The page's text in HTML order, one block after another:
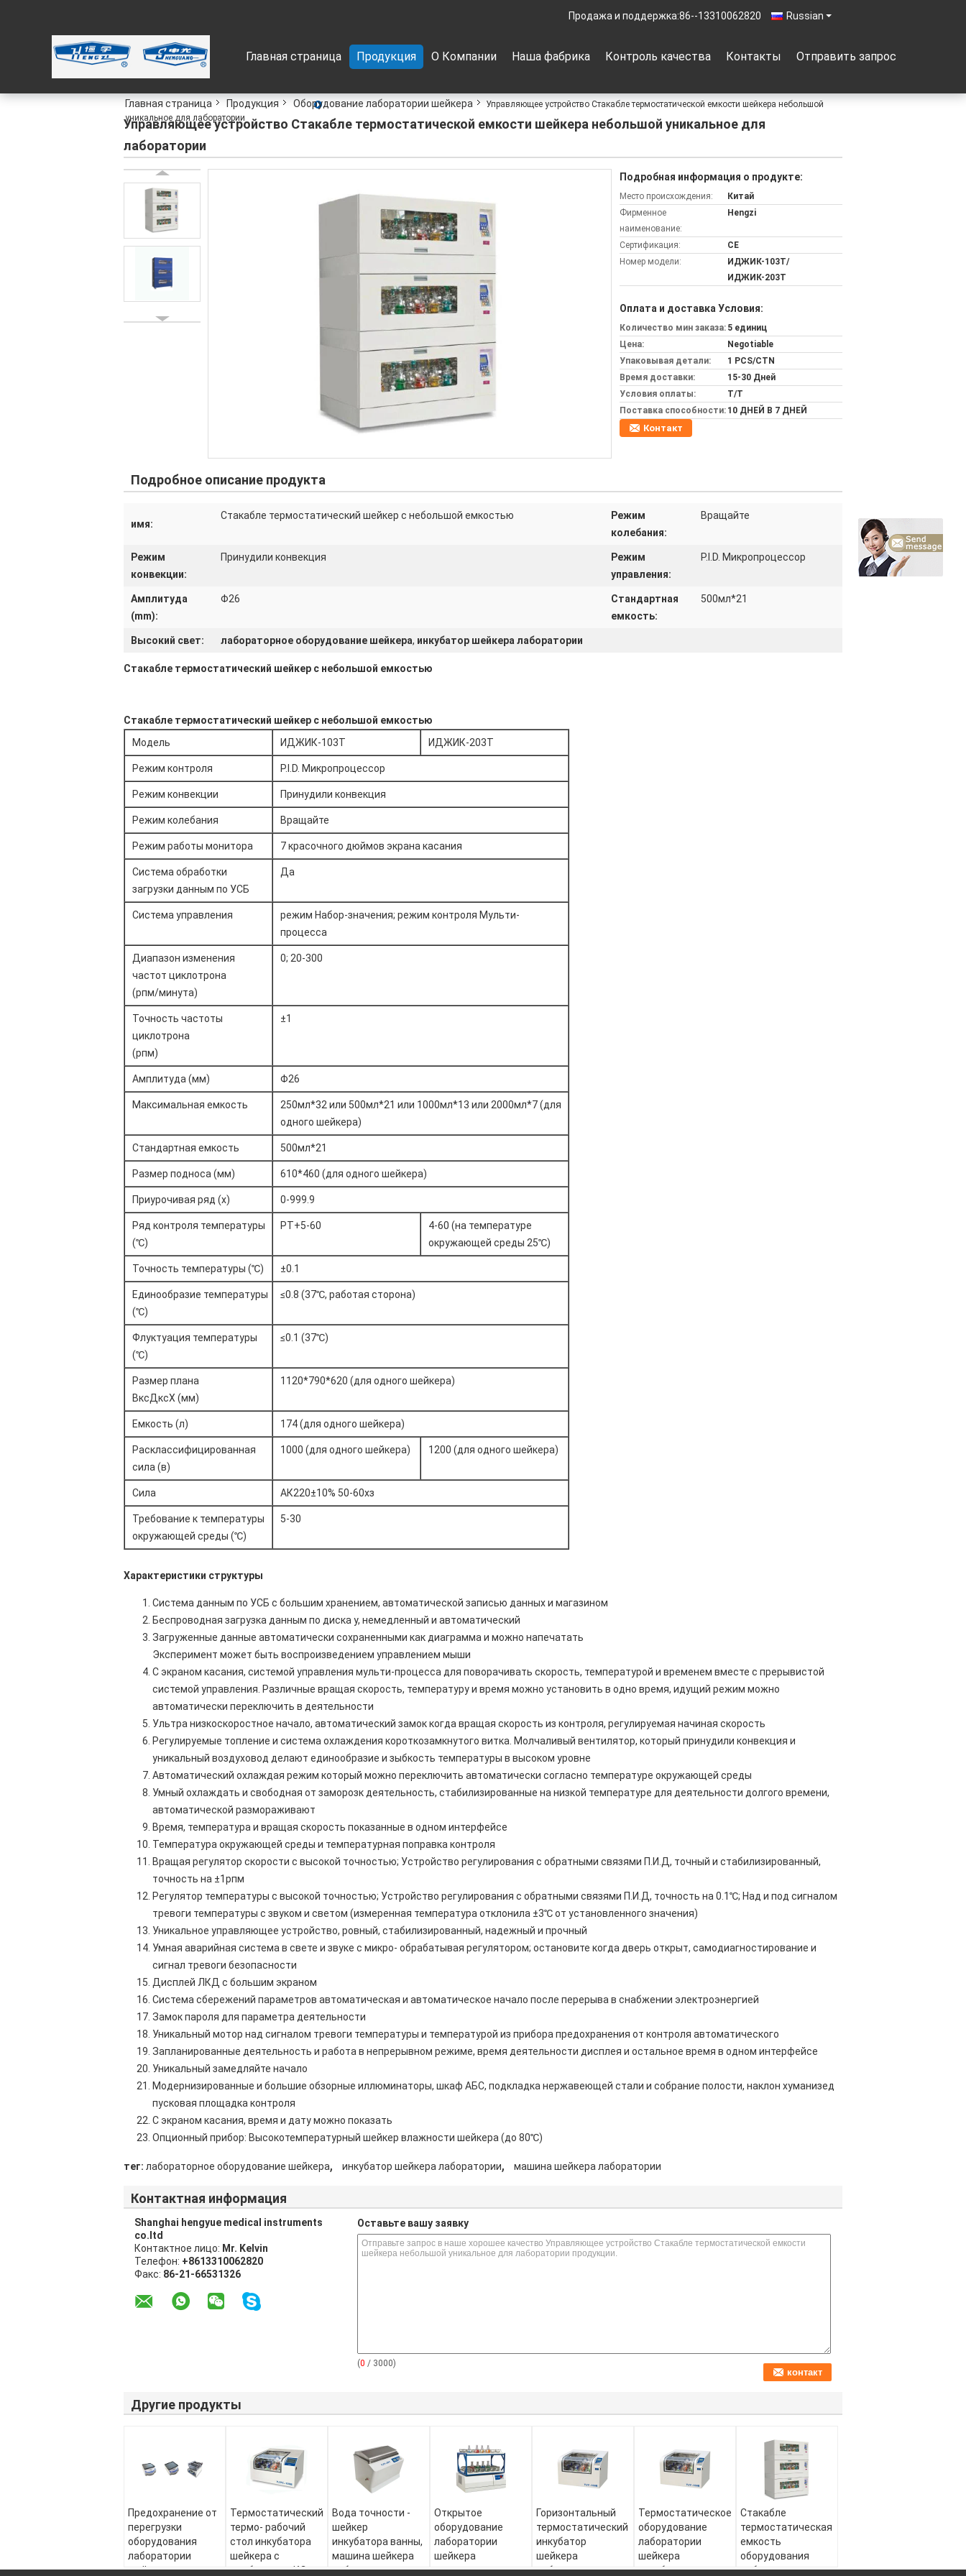
Russian
Продажа и поддержка:86--13310062820
Главная страница Продукция О Компании Наша фабрика Контроль качества Контакты Отправить запрос
Главная страница Продукция Оборудование лаборатории шейкера
Управляющее устройство Стакабле термостатической емкости шейкера небольшой
уникальное для лаборатории
Управляющее устройство Стакабле термостатической емкости шейкера небольшой уникальное для
лаборатории
Подробная информация о продукте:
Место происхождения:
Китай
Фирменное
наименование:
Hengzi
Сертификация:
CE
Номер модели:
ИДЖИК-103Т/
ИДЖИК-203Т
Оплата и доставка Условия:
Количество мин заказа: 5 единиц
Цена:
Negotiable
Упаковывая детали:
1 PCS/CTN
Время доставки:
15-30 Дней
Условия оплаты:
T/T
Поставка способности: 10 ДНЕЙ В 7 ДНЕЙ
Контакт
Подробное описание продукта
имя:
Стакабле термостатический шейкер с небольшой емкостью
Режим
колебания:
Вращайте
Режим
конвекции:
Принудили конвекция
Режим
управления:
P.I.D. Микропроцессор
Амплитуда
(mm):
Φ26
Стандартная
емкость:
500мл*21
Высокий свет: лабораторное оборудование шейкера, инкубатор шейкера лаборатории
Стакабле термостатический шейкер с небольшой емкостью
Стакабле термостатический шейкер с небольшой емкостью
Модель
ИДЖИК-103Т ИДЖИК-203Т
Режим контроля P.I.D. Микропроцессор
Режим конвекции Принудили конвекция
Режим колебания Вращайте
Режим работы монитора 7 красочного дюймов экрана касания
Система обработки
загрузки данным по УСБ
Да
Система управления
режим Набор-значения; режим контроля Мульти-
процесса
Диапазон изменения
частот циклотрона
(рпм/минута)
0; 20-300
Точность частоты
циклотрона
(рпм)
±1
Амплитуда (мм) Φ26
Максимальная емкость
250мл*32 или 500мл*21 или 1000мл*13 или 2000мл*7 (для
одного шейкера)
Стандартная емкость 500мл*21
Размер подноса (мм) 610*460 (для одного шейкера)
Приурочивая ряд (х) 0-999.9
Ряд контроля температуры
(℃)
РТ+5-60
4-60 (на температуре
окружающей среды 25℃)
Точность температуры (℃) ±0.1
Единообразие температуры
(℃)
≤0.8 (37℃, работая сторона)
Флуктуация температуры
(℃)
≤0.1 (37℃)
Размер плана
ВксДксХ (мм)
1120*790*620 (для одного шейкера)
Емкость (л) 174 (для одного шейкера)
Расклассифицированная
сила (в)
1000 (для одного шейкера) 1200 (для одного шейкера)
Сила АК220±10% 50-60хз
Требование к температуры
окружающей среды (℃)
5-30
Характеристики структуры
Система данным по УСБ с большим хранением, автоматической записью данных и магазином
Беспроводная загрузка данным по диска у, немедленный и автоматический
Загруженные данные автоматически сохраненными как диаграмма и можно напечатать
Эксперимент может быть воспроизведением управлением мыши
С экраном касания, системой управления мульти-процесса для поворачивать скорость, температурой и временем вместе с прерывистой
системой управления. Различные вращая скорость, температуру и время можно установить в одно время, идущий режим можно
автоматически переключить в деятельности
Ультра низкоскоростное начало, автоматический замок когда вращая скорость из контроля, регулируемая начиная скорость
Регулируемые топление и система охлаждения короткозамкнутого витка. Молчаливый вентилятор, который принудили конвекция и
уникальный воздуховод делают единообразие и зыбкость температуры в высоком уровне
Автоматический охлаждая режим который можно переключить автоматически согласно температуре окружающей среды
Умный охлаждать и свободная от заморозк деятельность, стабилизированные на низкой температуре для деятельности долгого времени,
автоматической размораживают
Время, температура и вращая скорость показанные в одном интерфейсе
Температура окружающей среды и температурная поправка контроля
Вращая регулятор скорости с высокой точностью; Устройство регулирования с обратными связями П.И.Д, точный и стабилизированный,
точность на ±1рпм
Регулятор температуры с высокой точностью; Устройство регулирования с обратными связями П.И.Д, точность на 0.1℃; Над и под сигналом
тревоги температуры с звуком и светом (измеренная температура отклонила ±3℃ от установленного значения)
Уникальное управляющее устройство, ровный, стабилизированный, надежный и прочный
Умная аварийная система в свете и звуке с микро- обрабатывая регулятором; остановите когда дверь открыт, самодиагностирование и
сигнал тревоги безопасности
Дисплей ЛКД с большим экраном
Система сбережений параметров автоматическая и автоматическое начало после перерыва в снабжении электроэнергией
Замок пароля для параметра деятельности
Уникальный мотор над сигналом тревоги температуры и температурой из прибора предохранения от контроля автоматического
Запланированные деятельность и работа в непрерывном режиме, время деятельности дисплея и остальное время в одном интерфейсе
Уникальный замедляйте начало
Модернизированные и большие обзорные иллюминаторы, шкаф АБС, подкладка нержавеющей стали и собрание полости, наклон хуманизед
пусковая площадка контроля
С экраном касания, время и дату можно показать
Опционный прибор: Высокотемпературный шейкер влажности шейкера (до 80℃)
тег: лабораторное оборудование шейкера, инкубатор шейкера лаборатории, машина шейкера лаборатории
Контактная информация
Shanghai hengyue medical instruments
co.ltd
Контактное лицо: Mr. Kelvin
Телефон: +8613310062820
Факс: 86-21-66531326
Оставьте вашу заявку
(0 / 3000)
Другие продукты
Предохранение от
перегрузки
оборудования
лаборатории
шейкера
Термостатический
термо- рабочий
стол инкубатора
шейкера с
одобренным КЭ
Вода точности -
шейкер
инкубатора ванны,
машина шейкера
лаборатории с
Открытое
оборудование
лаборатории
шейкера
генератора с
Горизонтальный
термостатический
инкубатор
шейкера
лаборатории с
Термостатическое
оборудование
лаборатории
шейкера
инкубатора с
Стакабле
термостатическая
емкость
оборудования
лаборатории